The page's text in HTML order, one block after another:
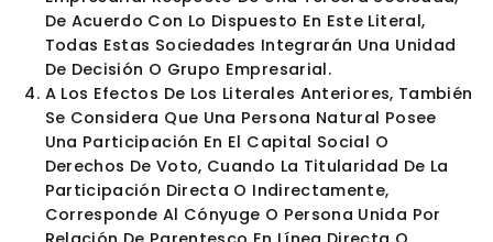
Votos A La Mayoría De Los Miembros Del
Órgano De Administración.
La Mayoría De Los Miembros Del Órgano De
Administración De La Sociedad Dominada
Sean Miembros O Gerentes Del Órgano De
Administración De La Sociedad Dominante
De Otra Dominada Por Ésta.
Cuando Dos Sociedades Formen Parte Cada
De Ellas De Una Unidad De Decisión O Grupo